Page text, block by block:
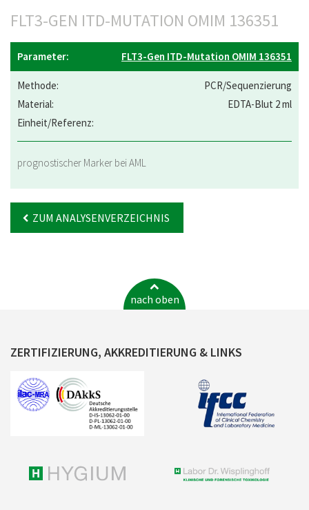
FLT3-GEN ITD-MUTATION OMIM 136351
FLT3-Gen ITD-Mutation OMIM 136351
PCR/Sequenzierung
EDTA-Blut 2 ml
prognostischer Marker bei AML
ZUM ANALYSENVERZEICHNIS
nach oben
ZERTIFIZIERUNG, AKKREDITIERUNG & LINKS